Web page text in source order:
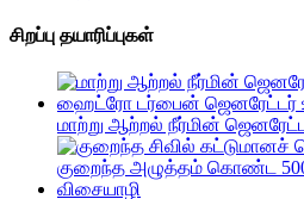
சிறப்பு தயாரிப்புகள்
மாற்று ஆற்றல் நீர்மின்